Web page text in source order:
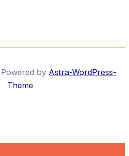
by Astra-WordPress-
Theme